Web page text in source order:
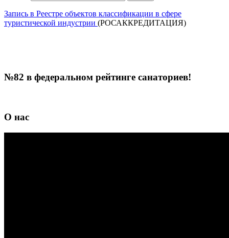
Запись в Реестре объектов классификации в сфере
туристической индустрии (РОСАККРЕДИТАЦИЯ)
№82 в федеральном рейтинге санаториев!
О нас